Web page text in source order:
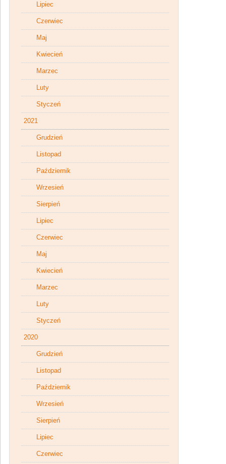
Lipiec
Czerwiec
Maj
Kwiecień
Marzec
Luty
Styczeń
2021
Grudzień
Listopad
Październik
Wrzesień
Sierpień
Lipiec
Czerwiec
Maj
Kwiecień
Marzec
Luty
Styczeń
2020
Grudzień
Listopad
Październik
Wrzesień
Sierpień
Lipiec
Czerwiec